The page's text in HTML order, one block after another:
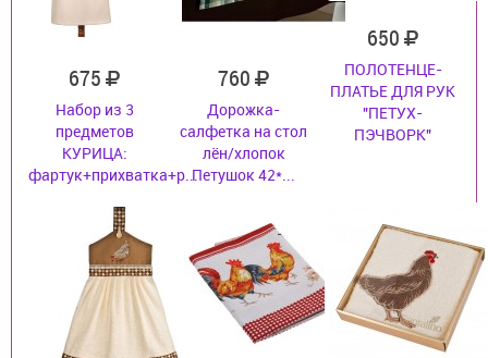
675
Набор из 3
предметов
КУРИЦА:
фартук+прихватка+р...
760
Дорожка-
салфетка на стол
лён/хлопок
Петушок 42*...
650
ПОЛОТЕНЦЕ-
ПЛАТЬЕ ДЛЯ РУК
"ПЕТУХ-
ПЭЧВОРК"